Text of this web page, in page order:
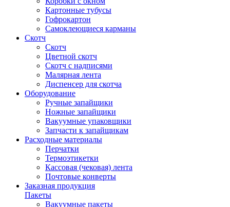
Картонные тубусы
Гофрокартон
Самоклеющиеся карманы
Скотч
Скотч
Цветной скотч
Скотч с надписями
Малярная лента
Диспенсер для скотча
Оборудование
Ручные запайщики
Ножные запайщики
Вакуумные упаковщики
Запчасти к запайщикам
Расходные материалы
Перчатки
Термоэтикетки
Кассовая (чековая) лента
Почтовые конверты
Заказная продукция
Пакеты
Вакуумные пакеты